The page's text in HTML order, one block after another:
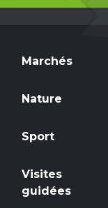
Marchés
Nature
Sport
Visites
guidées